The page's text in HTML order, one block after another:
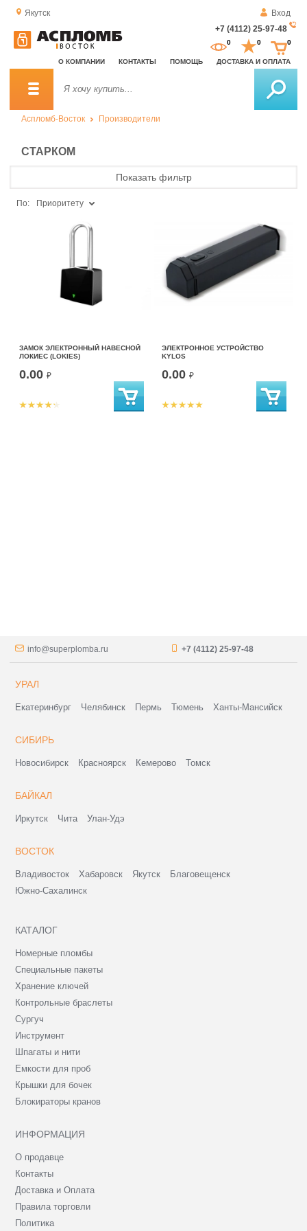
Якутск
Вход
+7 (4112) 25-97-48
О КОМПАНИИ КОНТАКТЫ ПОМОЩЬ ДОСТАВКА И ОПЛАТА
0 0 0
Аспломб-Восток Производители
СТАРКОМ
Показать фильтр
По: Приоритету
ЗАМОК ЭЛЕКТРОННЫЙ НАВЕСНОЙ
ЛОКИЕС (LOKIES)
0.00 ₽
ЭЛЕКТРОННОЕ УСТРОЙСТВО
KYLOS
0.00 ₽
info@superplomba.ru +7 (4112) 25-97-48
УРАЛ
Екатеринбург Челябинск Пермь Тюмень Ханты-Мансийск
СИБИРЬ
Новосибирск Красноярск Кемерово Томск
БАЙКАЛ
Иркутск Чита Улан-Удэ
ВОСТОК
Владивосток Хабаровск Якутск
Благовещенск
Южно-Сахалинск
КАТАЛОГ
Номерные пломбы
Специальные пакеты
Хранение ключей
Контрольные браслеты
Сургуч
Инструмент
Шпагаты и нити
Емкости для проб
Крышки для бочек
Блокираторы кранов
ИНФОРМАЦИЯ
О продавце
Контакты
Доставка и Оплата
Правила торговли
Политика